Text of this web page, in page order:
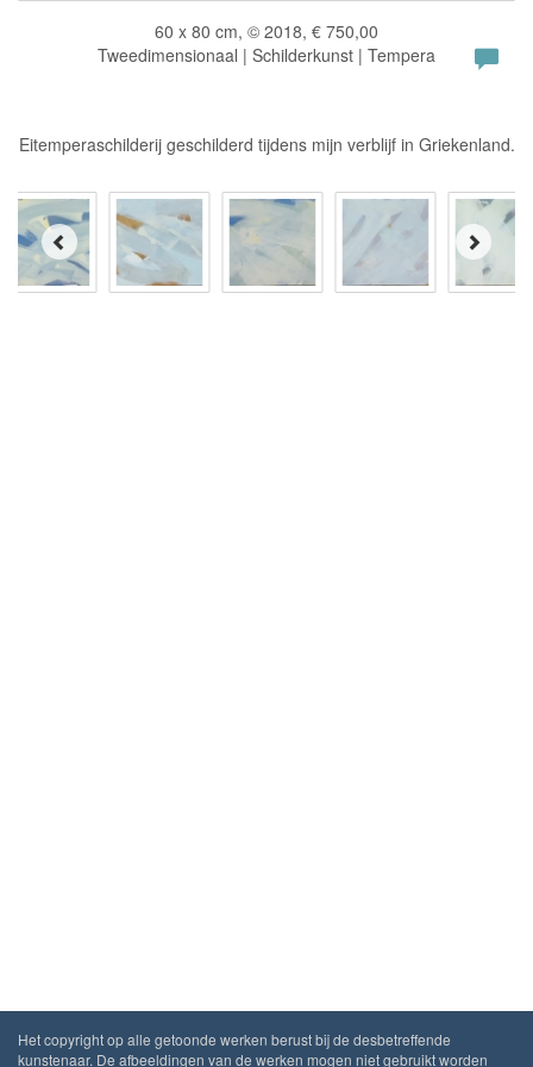
60 x 80 cm, © 2018, € 750,00
Tweedimensionaal | Schilderkunst | Tempera
Eitemperaschilderij geschilderd tijdens mijn verblijf in Griekenland.
Het copyright op alle getoonde werken berust bij de desbetreffende
kunstenaar. De afbeeldingen van de werken mogen niet gebruikt worden